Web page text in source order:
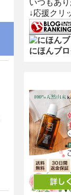
いつもあり
↓応援クリ
にほんブ